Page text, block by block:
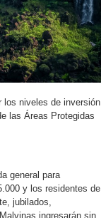
los niveles de inversión
las Áreas Protegidas
general para
y los residentes de
jubilados,
ingresarán sin